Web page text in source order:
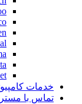
خدمات
تماس با